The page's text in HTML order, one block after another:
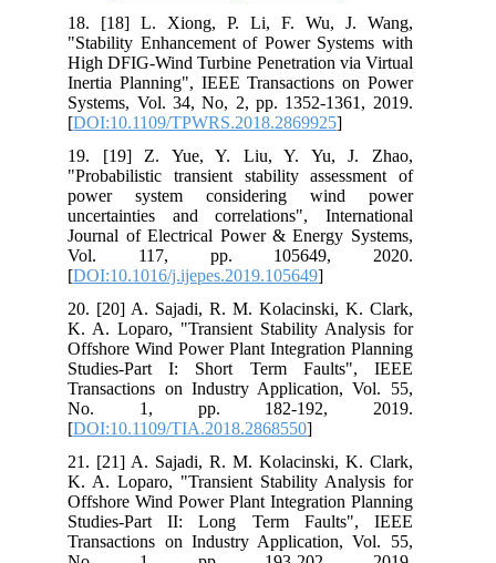
18. [18] L. Xiong, P. Li, F. Wu, J. Wang,
"Stability Enhancement of Power Systems with
High DFIG-Wind Turbine Penetration via Virtual
Inertia Planning", IEEE Transactions on Power
Systems, Vol. 34, No, 2, pp. 1352-1361, 2019.
[DOI:10.1109/TPWRS.2018.2869925
19. [19] Z. Yue, Y. Liu, Y. Yu, J. Zhao,
"Probabilistic transient stability assessment of
power system considering wind power
uncertainties and correlations", International
Journal of Electrical Power & Energy Systems,
Vol. 117, pp. 105649, 2020.
[DOI:10.1016/j.ijepes.2019.105649
20. [20] A. Sajadi, R. M. Kolacinski, K. Clark,
K. A. Loparo, "Transient Stability Analysis for
Offshore Wind Power Plant Integration Planning
Studies-Part I: Short Term Faults", IEEE
Transactions on Industry Application, Vol. 55,
No. 1, pp. 182-192, 2019.
[DOI:10.1109/TIA.2018.2868550
21. [21] A. Sajadi, R. M. Kolacinski, K. Clark,
K. A. Loparo, "Transient Stability Analysis for
Offshore Wind Power Plant Integration Planning
Studies-Part II: Long Term Faults", IEEE
Transactions on Industry Application, Vol. 55,